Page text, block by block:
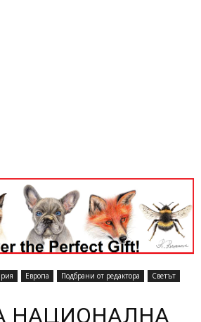
Европа Подбрани от редактора
Светът
НАЦИОНАЛНА